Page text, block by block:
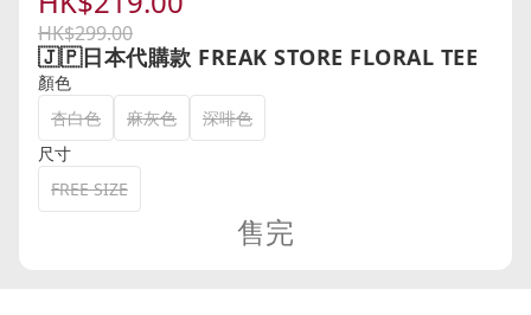
HK$299.00
🇯🇵日本代購款 FREAK STORE FLORAL TEE
顏色
杏白色
麻灰色
深啡色
尺寸
FREE SIZE
售完